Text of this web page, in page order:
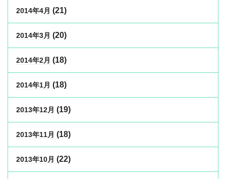
2014年4月 (21)
2014年3月 (20)
2014年2月 (18)
2014年1月 (18)
2013年12月 (19)
2013年11月 (18)
2013年10月 (22)